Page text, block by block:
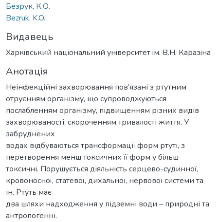
Безрук, К.О.
Bezruk, K.O.
Видавець
Харкiвський нацiональний унiверситет iм. В.Н. Каразiна
Анотація
Неінфекційні захворювання пов’язані з ртутним
отруєнням організму, що супроводжуються
послабленням організму, підвищенням різних видів
захворюваності, скороченням тривалості життя. У
забруднених
водах відбуваються трансформації форм ртуті, з
перетворення менш токсичних її форм у більш
токсичні. Порушується діяльність серцево-судинної,
кровоносної, статевої, дихальної, нервової системи та
ін. Ртуть має
два шляхи надходження у підземні води – природні та
антропогенні.